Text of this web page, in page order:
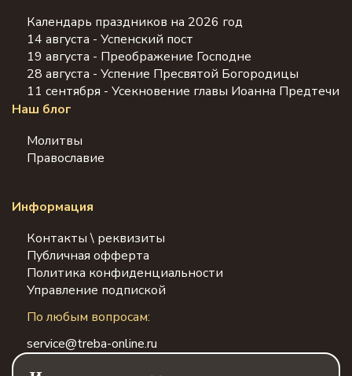
Календарь праздников на 2026 год
14 августа - Успенский пост
19 августа - Преображение Господне
28 августа - Успение Пресвятой Богородицы
11 сентября - Усекновение главы Иоанна Предтечи
Наш блог
Молитвы
Православие
Информация
Контакты \ реквизиты
Публичная офферта
Политика конфиденциальности
Управление подпиской
По любым вопросам:
service@treba-online.ru